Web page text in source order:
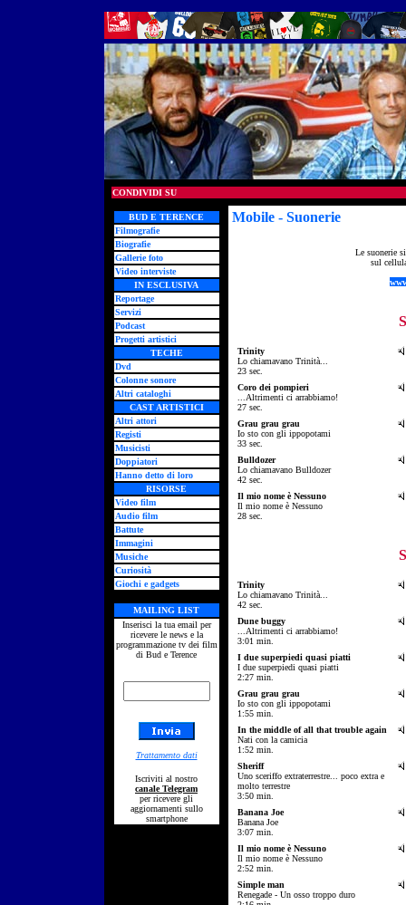
CONDIVIDI SU
BUD E TERENCE
Filmografie
Biografie
Gallerie foto
Video interviste
IN ESCLUSIVA
Reportage
Servizi
Podcast
Progetti artistici
TECHE
Dvd
Colonne sonore
Altri cataloghi
CAST ARTISTICI
Altri attori
Registi
Musicisti
Doppiatori
Hanno detto di loro
RISORSE
Video film
Audio film
Battute
Immagini
Musiche
Curiosità
Giochi e gadgets
MAILING LIST
Inserisci la tua email per
ricevere le news e la
programmazione tv dei film
di Bud e Terence
Trattamento dati
Iscriviti al nostro
canale Telegram
per ricevere gli
aggiornamenti sullo
smartphone
Mobile - Suonerie
Le suonerie
sul
Trinity
Lo chiamavano Trinità...
23 sec.
Coro dei pompieri
...Altrimenti ci arrabbiamo!
27 sec.
Grau grau grau
Io sto con gli ippopotami
33 sec.
Bulldozer
Lo chiamavano Bulldozer
42 sec.
Il mio nome è Nessuno
Il mio nome è Nessuno
28 sec.
Trinity
Lo chiamavano Trinità...
42 sec.
Dune buggy
...Altrimenti ci arrabbiamo!
3:01 min.
I due superpiedi quasi piatti
I due superpiedi quasi piatti
2:27 min.
Grau grau grau
Io sto con gli ippopotami
1:55 min.
In the middle of all that trouble again
Nati con la camicia
1:52 min.
Sheriff
Uno sceriffo extraterrestre... poco extra e
molto terrestre
3:50 min.
Banana Joe
Banana Joe
3:07 min.
Il mio nome è Nessuno
Il mio nome è Nessuno
2:52 min.
Simple man
Renegade - Un osso troppo duro